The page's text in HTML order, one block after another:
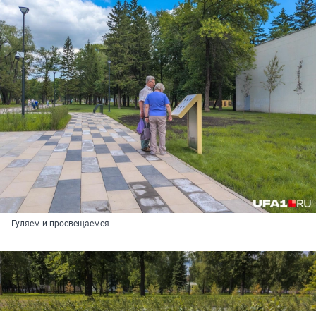
Гуляем и просвещаемся